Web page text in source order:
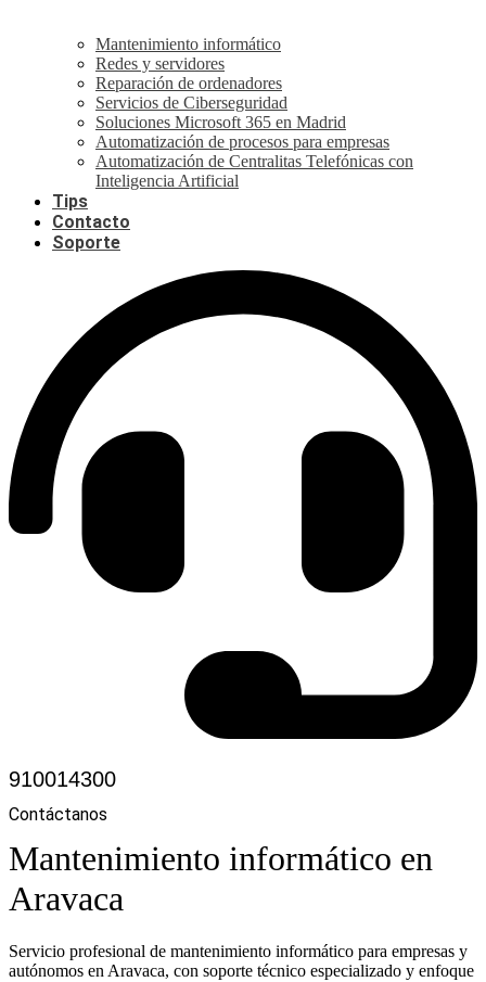
Mantenimiento informático
Redes y servidores
Reparación de ordenadores
Servicios de Ciberseguridad
Soluciones Microsoft 365 en Madrid
Automatización de procesos para empresas
Automatización de Centralitas Telefónicas con
Inteligencia Artificial
Tips
Contacto
Soporte
910014300
Contáctanos
Mantenimiento informático en
Aravaca
Servicio profesional de mantenimiento informático para empresas y
autónomos en Aravaca, con soporte técnico especializado y enfoque